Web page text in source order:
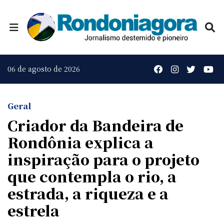
06 de agosto de 2026
Geral
Criador da Bandeira de
Rondônia explica a
inspiração para o projeto
que contempla o rio, a
estrada, a riqueza e a
estrela